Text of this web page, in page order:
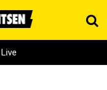
Live